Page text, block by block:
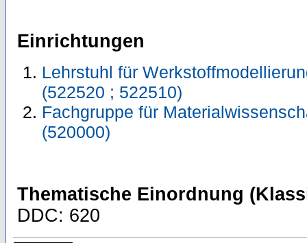
Einrichtungen
Lehrstuhl für
(522520 ; 522510)
Fachgruppe für
(520000)
Thematische Einordnung
DDC: 620